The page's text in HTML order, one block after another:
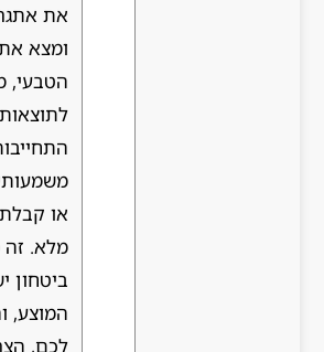
את
ומצא
הטבעי,
או
מלא.
ביטחון
המוצע,
לכם,